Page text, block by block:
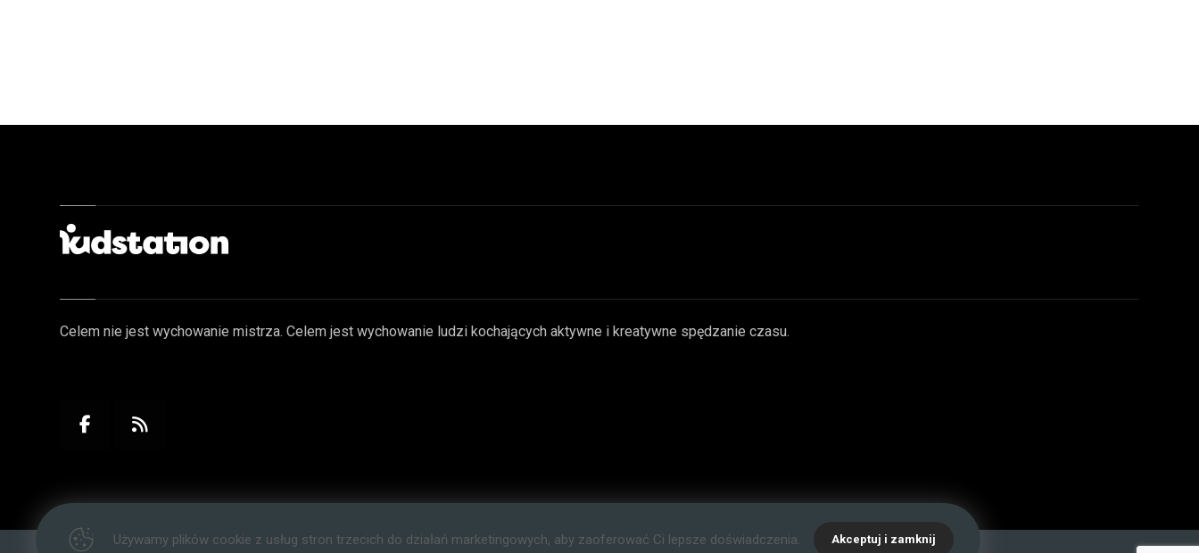
Celem nie jest wychowanie mistrza. Celem jest wychowanie ludzi kochających aktywne i kreatywne spędzanie czasu.
Używamy plików cookie z usług stron trzecich do działań marketingowych, aby zaoferować Ci lepsze doświadczenia. Akceptuj i zamknij